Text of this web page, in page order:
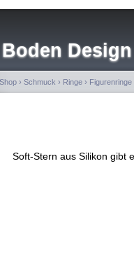
Design
Shop › Schmuck › Ringe › Figurenringe
Soft-Stern aus Silikon gibt